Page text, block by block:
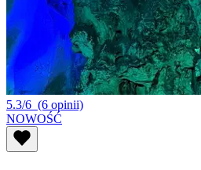
5.3/6 (6 opinii)
NOWOŚĆ